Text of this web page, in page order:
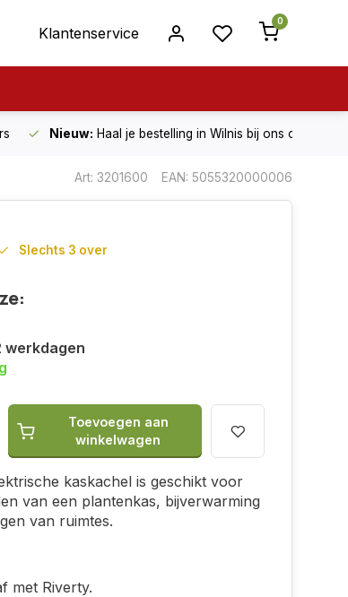
Klantenservice
0
Nieuw: Haal je bestelling in Wilnis bij ons op!
Art: 3201600 EAN: 5055320000006
Slechts 3 over
werkdagen
Toevoegen aan
winkelwagen
kaskachel is geschikt voor
van een plantenkas, bijverwarming
van ruimtes.
met Riverty.